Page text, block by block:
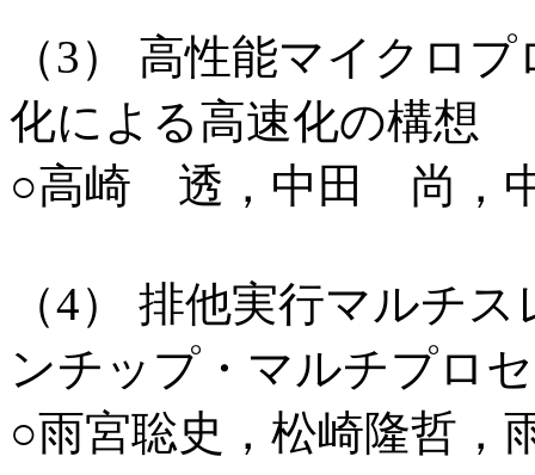
（3） 高性能マイクロ
化による高速化の構想
○高崎 透，中田 尚，
（4） 排他実行マルチ
ンチップ・マルチプロ
○雨宮聡史，松崎隆哲，